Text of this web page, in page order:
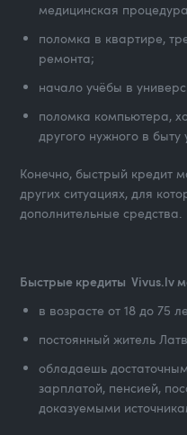
медицинская
поломка в квартире,
ремонта;
начало учёбы в
поломка компьютера,
другого нужного в быту
Конечно, быстрый кредит
других ситуациях, для
дополнительные средства.
Быстрые кредиты Vivus.lv
в возрасте от 18 до 75
постоянный житель
обладаешь
зарплатой, пенсией,
доказуемыми